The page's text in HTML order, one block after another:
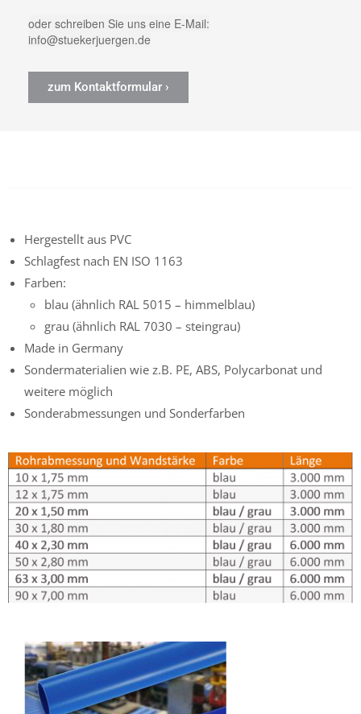
oder schreiben Sie uns eine E-Mail:
info@stuekerjuergen.de
zum Kontaktformular ›
Hergestellt aus PVC
Schlagfest nach EN ISO 1163
Farben:
blau (ähnlich RAL 5015 – himmelblau)
grau (ähnlich RAL 7030 – steingrau)
Made in Germany
Sondermaterialien wie z.B. PE, ABS, Polycarbonat und
weitere möglich
Sonderabmessungen und Sonderfarben